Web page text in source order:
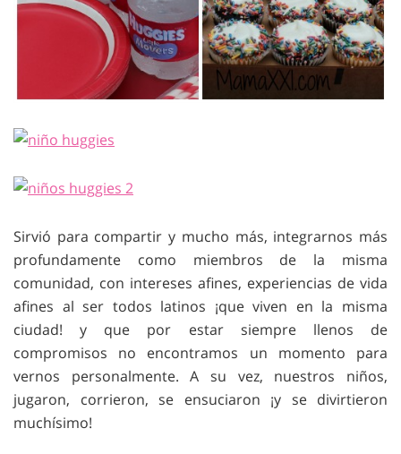
Sirvió para compartir y mucho más, integrarnos más
profundamente como miembros de la misma
comunidad, con intereses afines, experiencias de vida
afines al ser todos latinos ¡que viven en la misma
ciudad! y que por estar siempre llenos de
compromisos no encontramos un momento para
vernos personalmente. A su vez, nuestros niños,
jugaron, corrieron, se ensuciaron ¡y se divirtieron
muchísimo!